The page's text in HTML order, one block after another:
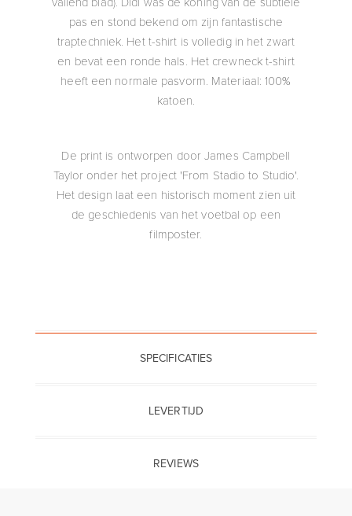
pas en stond bekend om zijn fantastische
traptechniek. Het t-shirt is volledig in het zwart
en bevat een ronde hals. Het crewneck t-shirt
heeft een normale pasvorm. Materiaal: 100%
katoen.
De print is ontworpen door James Campbell
Taylor onder het project 'From Stadio to Studio'.
Het design laat een historisch moment zien uit
de geschiedenis van het voetbal op een
filmposter.
SPECIFICATIES
LEVERTIJD
REVIEWS